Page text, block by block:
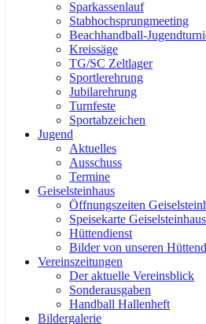
Sparkassenlauf
Stabhochsprungmeeting
Beachhandball-
Kreissäge
TG/SC Zeltlager
Sportlerehrung
Jubilarehrung
Turnfeste
Sportabzeichen
Jugend
Aktuelles
Ausschuss
Termine
Geiselsteinhaus
Öffnungszeiten
Speisekarte Geiselsteinhaus
Hüttendienst
Bilder von unseren
Vereinszeitungen
Der aktuelle Vereinsblick
Sonderausgaben
Handball Hallenheft
Bildergalerie